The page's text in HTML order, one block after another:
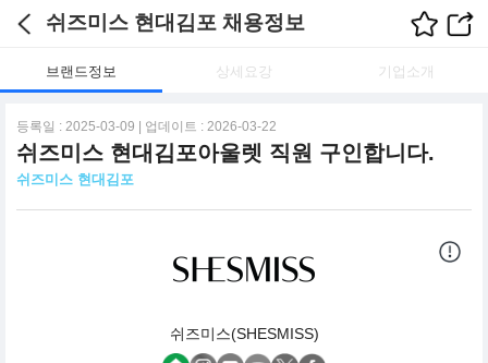
쉬즈미스 현대김포 채용정보
브랜드정보 상세요강 기업소개
등록일 : 2025-03-09 | 업데이트 : 2026-03-22
쉬즈미스 현대김포아울렛 직원 구인합니다.
쉬즈미스 현대김포
쉬즈미스(SHESMISS)